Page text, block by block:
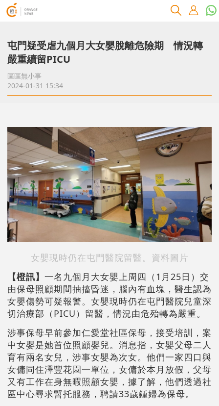
屯門疑受虐九個月大女嬰脫離危險期 情況轉
嚴重續留PICU
區區無小事
2024-01-31 15:34
女嬰現時仍在屯門醫院留醫。資料圖片
【橙訊】 一名九個月大女嬰上周四（1月25日）交
由保母照顧期間抽搐昏迷，腦內有血塊，醫生認為
女嬰傷勢可疑報警。女嬰現時仍在屯門醫院兒童深
切治療部（PICU）留醫，情況由危殆轉為嚴重。
涉事保母早前參加仁愛堂社區保母，接受培訓，案
中女嬰是她首位照顧嬰兒。消息指，女嬰父母二人
育有兩名女兒，涉事女嬰為次女。他們一家四口與
女傭同住澤豐花園一單位，女傭於本月放假，父母
又有工作在身無暇照顧女嬰，據了解，他們透過社
區中心尋求暫托服務，聘請33歲鍾婦為保母。